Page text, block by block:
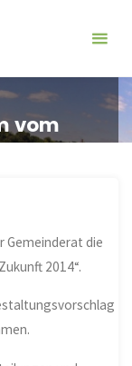
vom
Gemeinderat die
2014“.